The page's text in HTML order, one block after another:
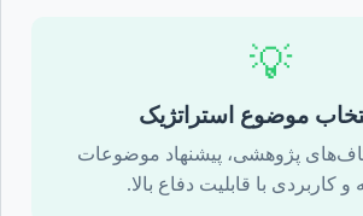
💡
پژوهشی، پیشنهاد موضوعات
و کاربردی با قابلیت دفاع بالا.